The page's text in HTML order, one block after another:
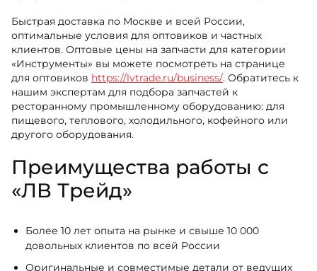
Быстрая доставка по Москве и всей России,
оптимальные условия для оптовиков и частных
клиентов. Оптовые цены на запчасти для категории
«Инструменты» вы можете посмотреть на странице
для оптовиков https://lvtrade.ru/business/. Обратитесь к
нашим экспертам для подбора запчастей к
ресторанному промышленному оборудованию: для
пищевого, теплового, холодильного, кофейного или
другого оборудования.
Преимущества работы с
«ЛВ Трейд»
Более 10 лет опыта на рынке и свыше 10 000
довольных клиентов по всей России
Оригинальные и совместимые детали от ведущих